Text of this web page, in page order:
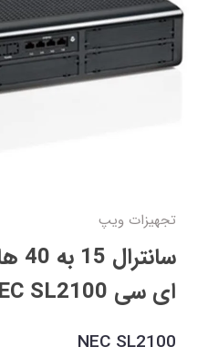
تجهیزات ویپ
ای سی NEC SL2100
NEC SL2100